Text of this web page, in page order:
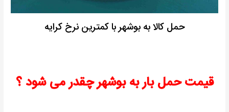
حمل کالا به بوشهر با کمترین نرخ کرایه
قیمت حمل بار به بوشهر چقدر می شود ؟